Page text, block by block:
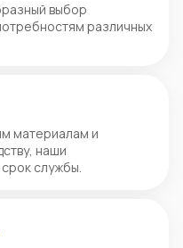
выбор
различных
материалам и
наши
службы.